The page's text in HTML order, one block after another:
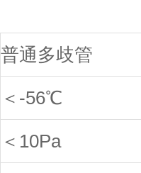
普通多歧管
＜-56℃
＜10Pa